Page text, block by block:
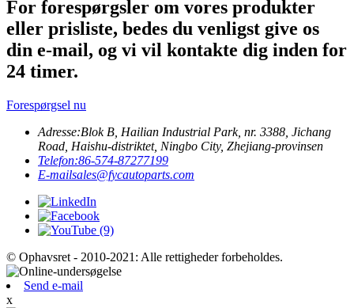
For forespørgsler om vores produkter
eller prisliste, bedes du venligst give os
din e-mail, og vi vil kontakte dig inden for
24 timer.
Forespørgsel nu
Adresse:Blok B, Hailian Industrial Park, nr. 3388, Jichang
Road, Haishu-distriktet, Ningbo City, Zhejiang-provinsen
Telefon:86-574-87277199
E-mailsales@fycautoparts.com
© Ophavsret - 2010-2021: Alle rettigheder forbeholdes.
Send e-mail
x